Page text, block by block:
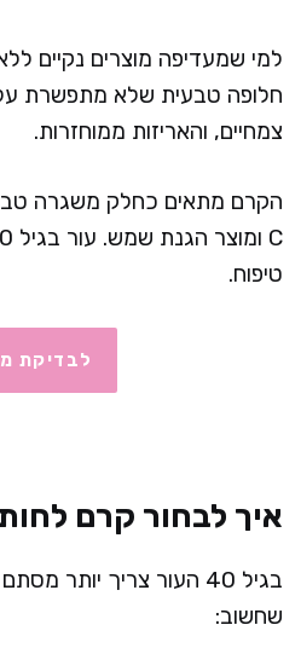
חלופה טבעית שלא מתפשרת
צמחיים, והאריזות ממוחזרות.
הקרם מתאים כחלק משגרה
טיפוח.
לבדיקת
איך לבחור קרם לחות
בגיל 40 העור צריך
שחשוב: